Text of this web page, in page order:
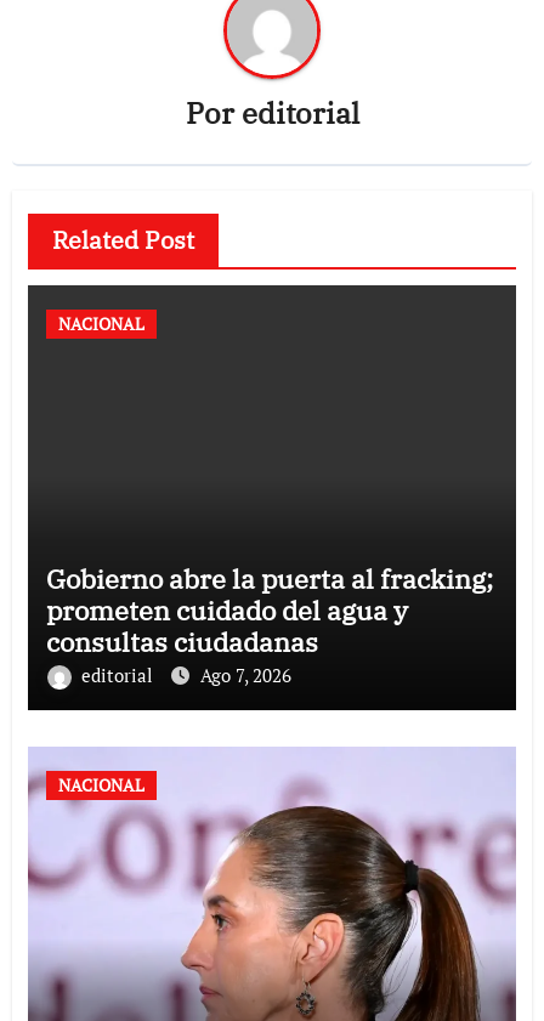
Poreditorial
Related Post
NACIONAL
Gobierno abre la puerta al fracking;
prometen cuidado del agua y
consultas ciudadanas
editorial Ago 7, 2026
NACIONAL